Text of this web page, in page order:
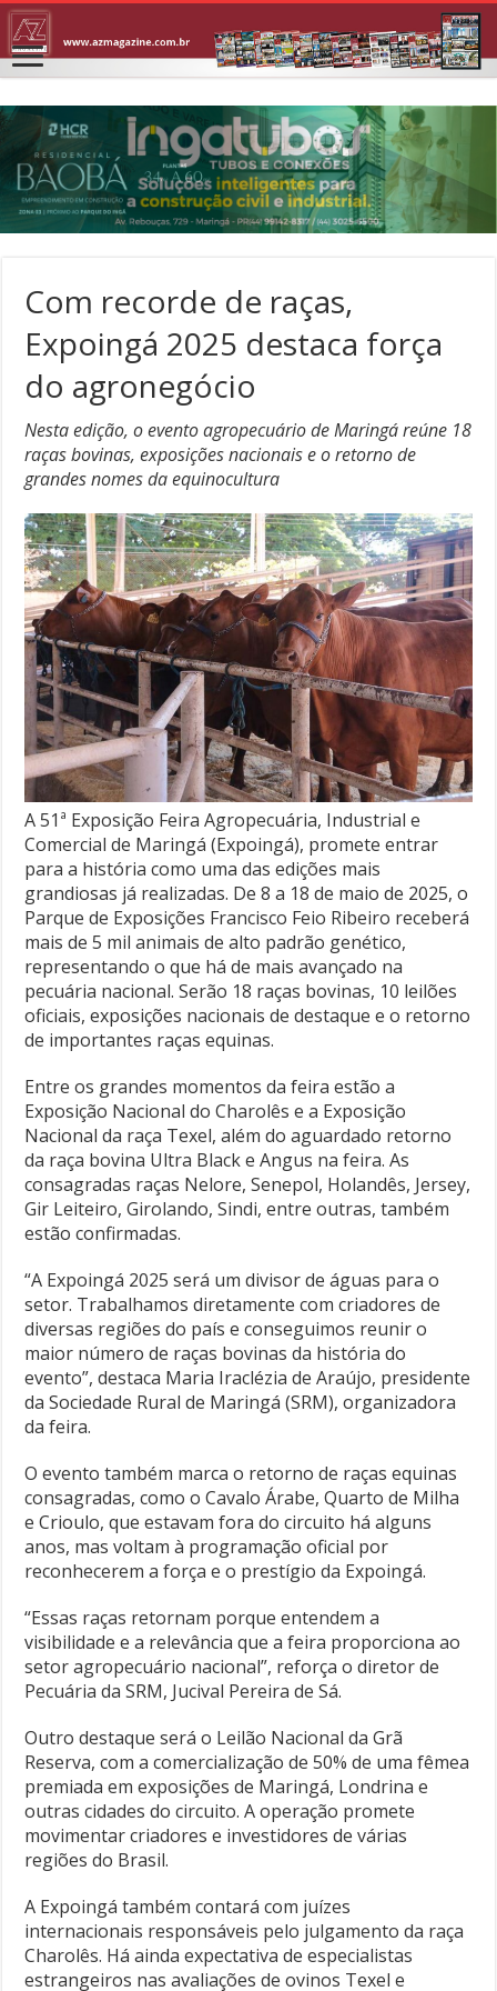
Com recorde de raças,
Expoingá 2025 destaca força
do agronegócio
Nesta edição, o evento agropecuário de Maringá reúne 18
raças bovinas, exposições nacionais e o retorno de
grandes nomes da equinocultura
A 51ª Exposição Feira Agropecuária, Industrial e
Comercial de Maringá (Expoingá), promete entrar
para a história como uma das edições mais
grandiosas já realizadas. De 8 a 18 de maio de 2025, o
Parque de Exposições Francisco Feio Ribeiro receberá
mais de 5 mil animais de alto padrão genético,
representando o que há de mais avançado na
pecuária nacional. Serão 18 raças bovinas, 10 leilões
oficiais, exposições nacionais de destaque e o retorno
de importantes raças equinas.
Entre os grandes momentos da feira estão a
Exposição Nacional do Charolês e a Exposição
Nacional da raça Texel, além do aguardado retorno
da raça bovina Ultra Black e Angus na feira. As
consagradas raças Nelore, Senepol, Holandês, Jersey,
Gir Leiteiro, Girolando, Sindi, entre outras, também
estão confirmadas.
“A Expoingá 2025 será um divisor de águas para o
setor. Trabalhamos diretamente com criadores de
diversas regiões do país e conseguimos reunir o
maior número de raças bovinas da história do
evento”, destaca Maria Iraclézia de Araújo, presidente
da Sociedade Rural de Maringá (SRM), organizadora
da feira.
O evento também marca o retorno de raças equinas
consagradas, como o Cavalo Árabe, Quarto de Milha
e Crioulo, que estavam fora do circuito há alguns
anos, mas voltam à programação oficial por
reconhecerem a força e o prestígio da Expoingá.
“Essas raças retornam porque entendem a
visibilidade e a relevância que a feira proporciona ao
setor agropecuário nacional”, reforça o diretor de
Pecuária da SRM, Jucival Pereira de Sá.
Outro destaque será o Leilão Nacional da Grã
Reserva, com a comercialização de 50% de uma fêmea
premiada em exposições de Maringá, Londrina e
outras cidades do circuito. A operação promete
movimentar criadores e investidores de várias
regiões do Brasil.
A Expoingá também contará com juízes
internacionais responsáveis pelo julgamento da raça
Charolês. Há ainda expectativa de especialistas
estrangeiros nas avaliações de ovinos Texel e